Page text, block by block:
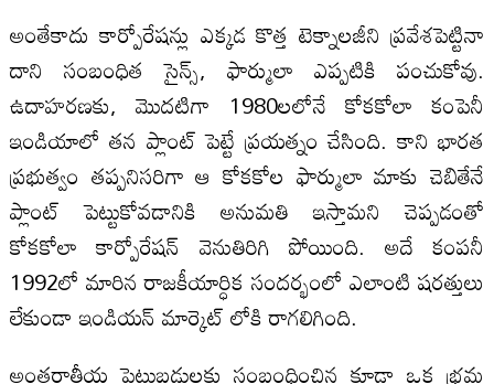
అంతేకాదు కార్పోరేషన్లు ఎక్కడ కొత్త టెక్నాలజీని ప్రవేశపెట్టినా
దాని సంబంధిత సైన్స్, ఫార్ములా ఎప్పటికి పంచుకోవు.
ఉదాహరణకు, మొదటిగా 1980లలోనే కోకకోలా కంపెనీ
ఇండియాలో తన ప్లాంట్ పెట్టే ప్రయత్నం చేసింది. కాని భారత
ప్రభుత్వం తప్పనిసరిగా ఆ కోకకోల ఫార్ములా మాకు చెబితేనే
ప్లాంట్ పెట్టుకోవడానికి అనుమతి ఇస్తామని చెప్పడంతో
కోకకోలా కార్పోరేషన్ వెనుతిరిగి పోయింది. అదే కంపనీ
1992లో మారిన రాజకీయార్ధిక సందర్భంలో ఎలాంటి షరత్తులు
లేకుండా ఇండియన్ మార్కెట్ లోకి రాగలిగింది.
అంతర్జాతీయ పెట్టుబడులకు సంబంధించిన కూడా ఒక భ్రమ